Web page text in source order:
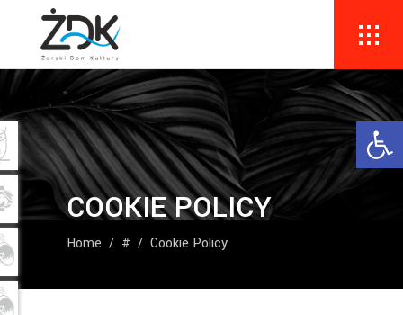
COOKIE POLICY
Home / # / Cookie Policy